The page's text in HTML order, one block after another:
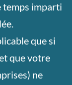
temps imparti
que si
que votre
ne